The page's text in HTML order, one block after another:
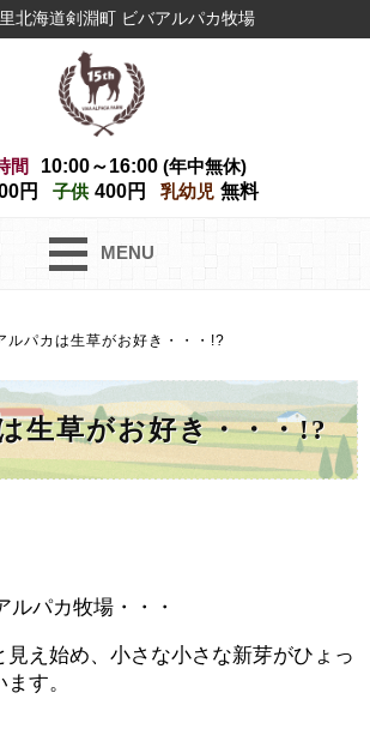
北海道剣淵町 ビバアルパカ牧場
間 10:00～16:00 (年中無休)
円 子供 400円 乳幼児 無料
MENU
ルパカは生草がお好き・・・!?
生草がお好き・・・!?
ルパカ牧場・・・
見え始め、小さな小さな新芽がひょっ
す。